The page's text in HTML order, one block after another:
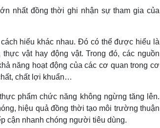
nhất đồng thời ghi nhận sự tham gia của
hiểu khác nhau. Đó có thể được hiểu là
vật hay động vật. Trong đó, các nguồn
năng hoạt động của các cơ quan trong cơ
chất lợi khuẩn…
phẩm chức năng không ngừng tăng lên.
hiệu quả đồng thời tạo môi trường thuận
cận nhanh chóng người tiêu dùng.